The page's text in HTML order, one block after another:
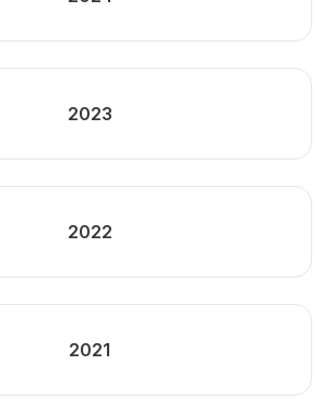
2023
2022
2021